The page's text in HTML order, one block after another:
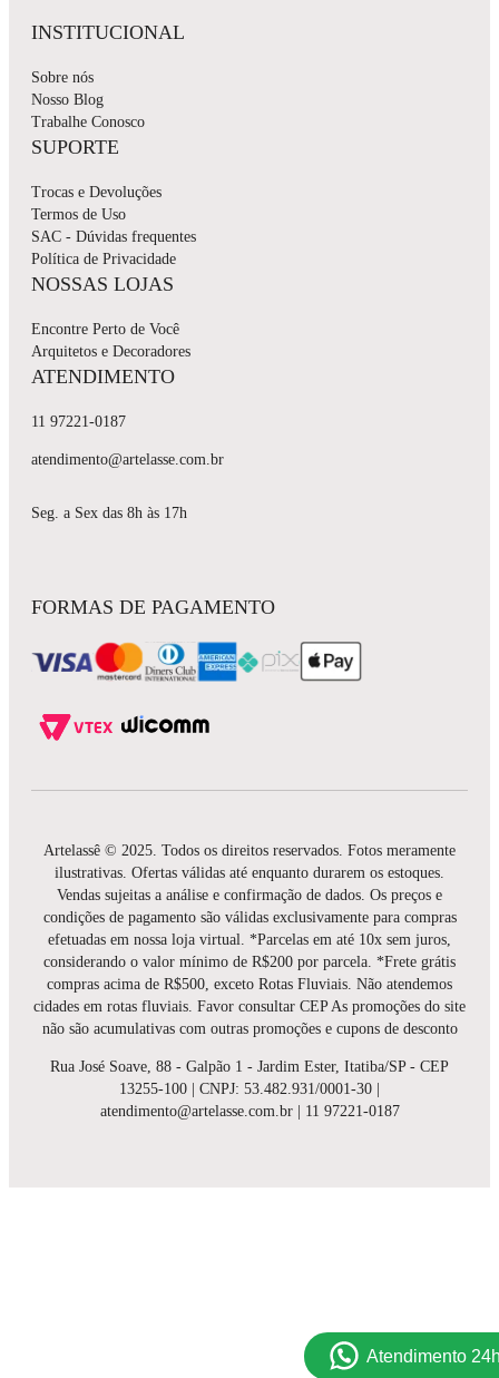
INSTITUCIONAL
Sobre nós
Nosso Blog
Trabalhe Conosco
SUPORTE
Trocas e Devoluções
Termos de Uso
SAC - Dúvidas frequentes
Política de Privacidade
NOSSAS LOJAS
Encontre Perto de Você
Arquitetos e Decoradores
ATENDIMENTO
11 97221-0187
atendimento@artelasse.com.br
Seg. a Sex das 8h às 17h
FORMAS DE PAGAMENTO
Artelassê © 2025. Todos os direitos reservados. Fotos meramente
ilustrativas. Ofertas válidas até enquanto durarem os estoques.
Vendas sujeitas a análise e confirmação de dados. Os preços e
condições de pagamento são válidas exclusivamente para compras
efetuadas em nossa loja virtual. *Parcelas em até 10x sem juros,
considerando o valor mínimo de R$200 por parcela. *Frete grátis
compras acima de R$500, exceto Rotas Fluviais. Não atendemos
cidades em rotas fluviais. Favor consultar CEP As promoções do site
não são acumulativas com outras promoções e cupons de desconto
Rua José Soave, 88 - Galpão 1 - Jardim Ester, Itatiba/SP - CEP
13255-100 | CNPJ: 53.482.931/0001-30 |
atendimento@artelasse.com.br | 11 97221-0187
Atendimento